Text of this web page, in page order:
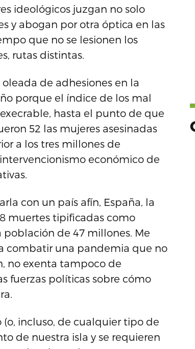
ideológicos juzgan no solo
y abogan por otra óptica en las
que no se lesionen los
rutas distintas.
de adhesiones en la
porque el índice de los mal
hasta el punto de que
52 las mujeres asesinadas
a los tres millones de
económico de
con un país afín, España, la
muertes tipificadas como
de 47 millones. Me
combatir una pandemia que no
no exenta tampoco de
fuerzas políticas sobre cómo
incluso, de cualquier tipo de
de nuestra isla y se requieren